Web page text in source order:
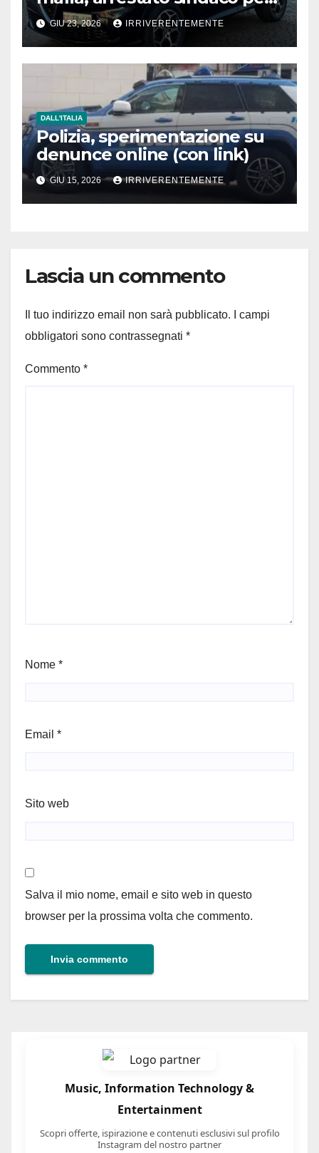
scambio elettorale politico-
mafioso.
Dda accusa un primo
cittadino e nel mirino pure
segretaria di seggio che
spiava e modificava schede
anziani e disabili
GIU 23, 2026 IRRIVERENTEMENTE
DALL'ITALIA
Polizia, sperimentazione su
denunce online (con link)
GIU 15, 2026 IRRIVERENTEMENTE
Lascia un commento
Il tuo indirizzo email non sarà pubblicato.
I campi
obbligatori sono contrassegnati *
Commento *
Nome *
Email *
Sito web
Salva il mio nome, email e sito web in questo
browser per la prossima volta che commento.
Music, Information Technology &
Entertainment
Scopri offerte, ispirazione e contenuti esclusivi sul profilo
Instagram del nostro partner